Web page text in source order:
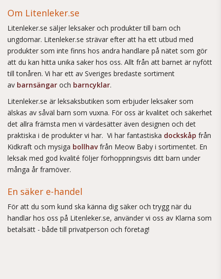
Om Litenleker.se
Litenleker.se säljer leksaker och produkter till barn och
ungdomar. Litenleker.se strävar efter att ha ett utbud med
produkter som inte finns hos andra handlare på nätet som gör
att du kan hitta unika saker hos oss. Allt från att barnet är nyfött
till tonåren. Vi har ett av Sveriges bredaste sortiment
av barnsängar och barncyklar.
Litenleker.se är leksaksbutiken som erbjuder leksaker som
älskas av såväl barn som vuxna. För oss är kvalitet och säkerhet
det allra främsta men vi värdesätter även designen och det
praktiska i de produkter vi har. Vi har fantastiska dockskåp från
Kidkraft och mysiga bollhavfrån Meow Baby i sortimentet. En
leksak med god kvalité följer förhoppningsvis ditt barn under
många år framöver.
En säker e-handel
För att du som kund ska känna dig säker och trygg när du
handlar hos oss på Litenleker.se, använder vi oss av Klarna som
betalsätt - både till privatperson och företag!